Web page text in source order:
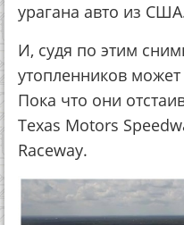
урагана авто из
И, судя по этим
утопленников
Пока что они
Texas Motors
Raceway.